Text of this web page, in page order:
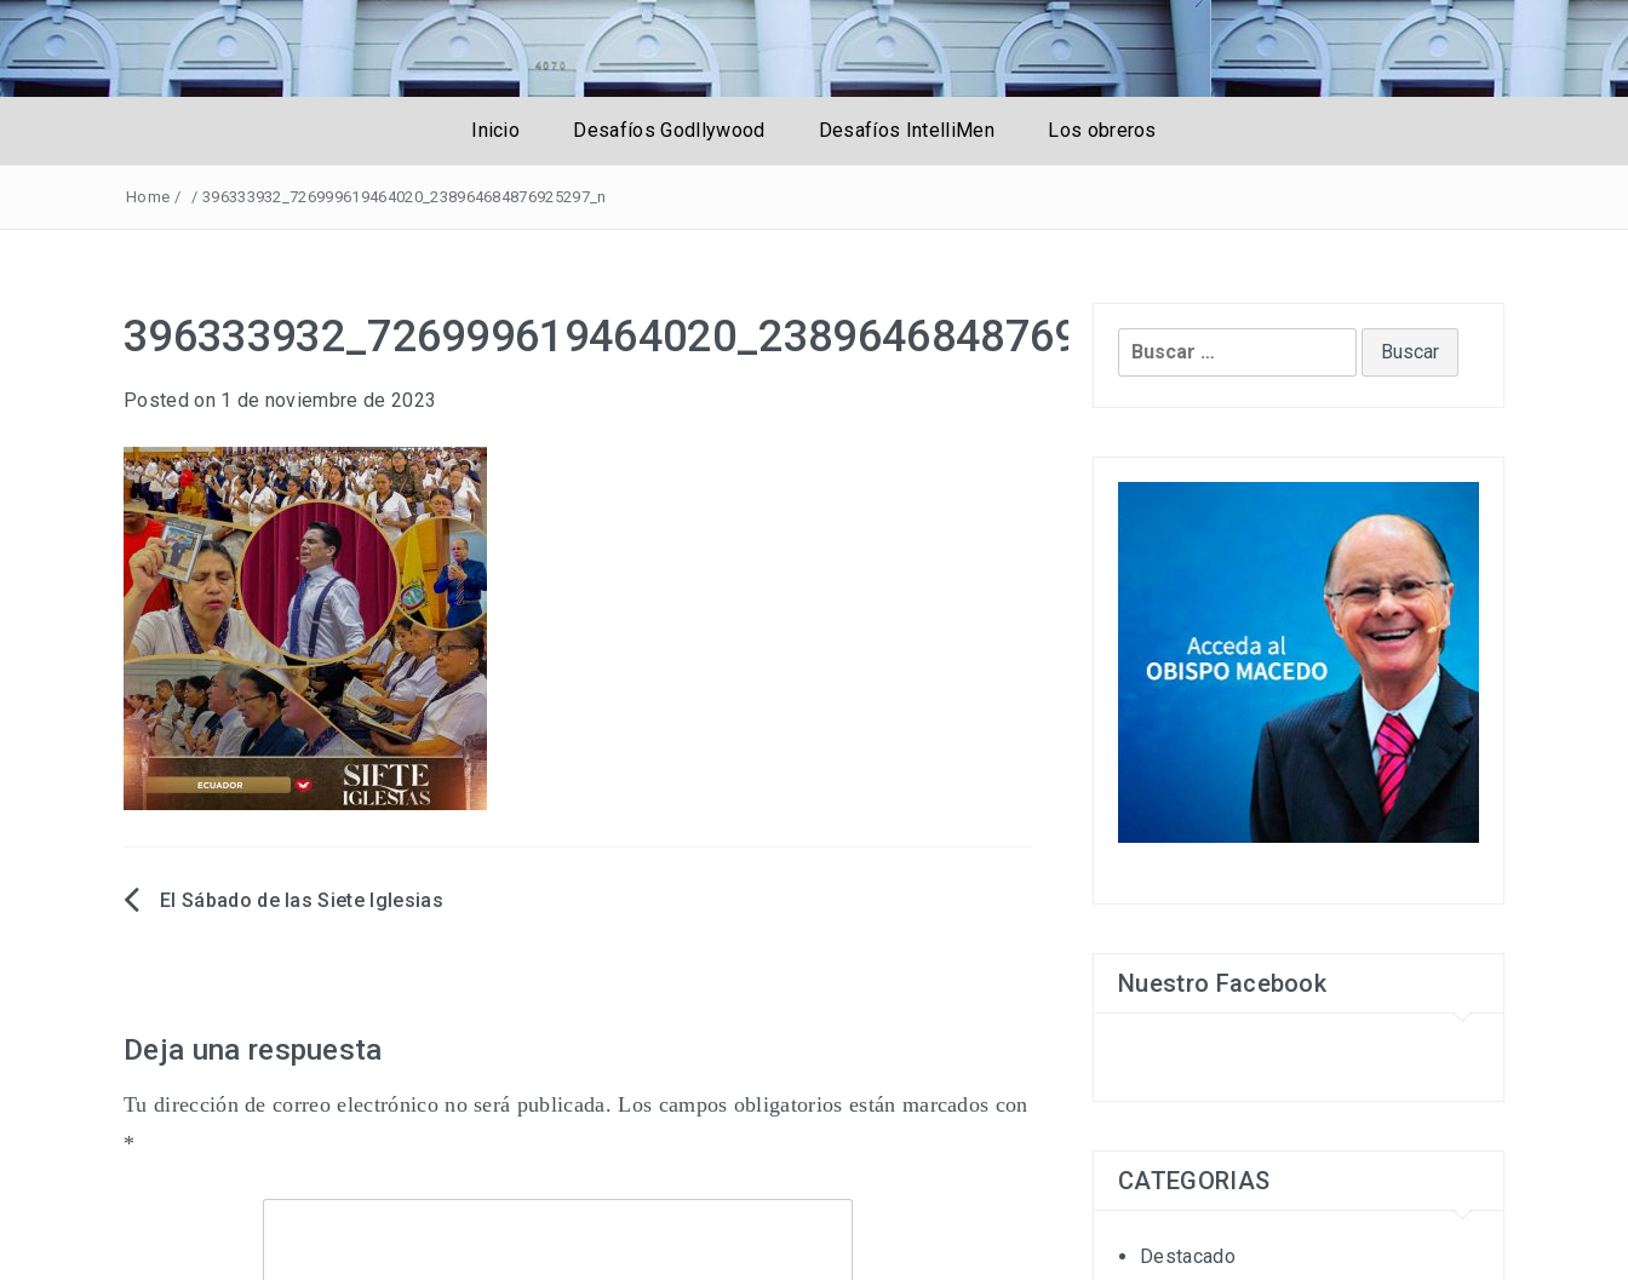
Obreros Universal
Inicio Desafíos Godllywood Desafíos IntelliMen Los obreros
Home / / 396333932_726999619464020_238964684876925297_n
396333932_726999619464020_238964684876925297_n
Posted on 1 de noviembre de 2023
Navegación
entradas
El Sábado de las Siete Iglesias
Deja una respuesta
Tu dirección de correo electrónico no será publicada. Los campos obligatorios están marcados con
*
Buscar:
Nuestro Facebook
CATEGORIAS
Destacado